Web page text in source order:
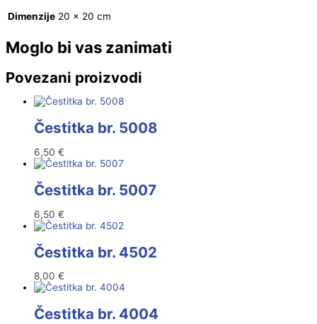
Dimenzije 20 × 20 cm
Moglo bi vas zanimati
Povezani proizvodi
Čestitka br. 5008
6,50 €
Čestitka br. 5007
6,50 €
Čestitka br. 4502
8,00 €
Čestitka br. 4004